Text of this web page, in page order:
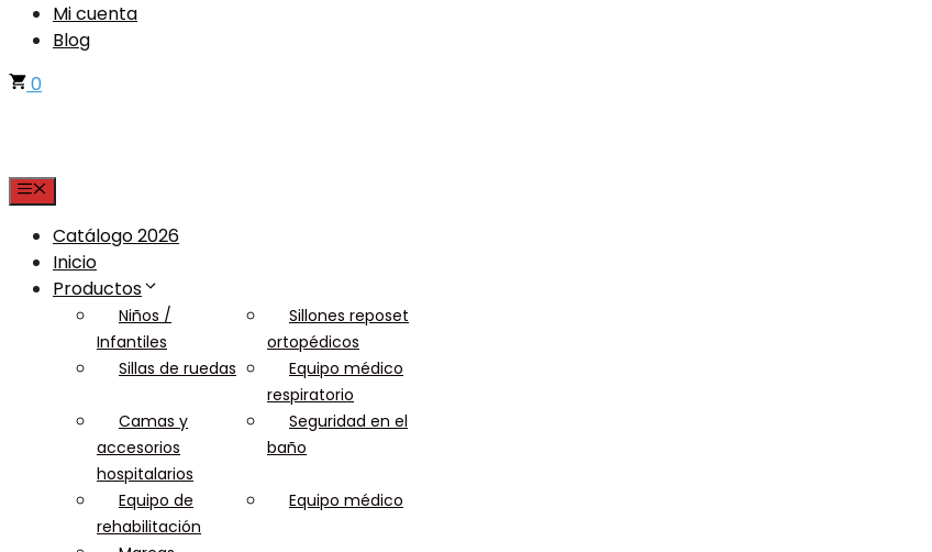
Mi cuenta
Blog
0
Menu
Catálogo 2026
Inicio
Productos
Niños /
Infantiles
Sillones reposet
ortopédicos
Sillas de ruedas
Equipo médico
respiratorio
Camas y
accesorios
hospitalarios
Seguridad en el
baño
Equipo de
rehabilitación
Equipo médico